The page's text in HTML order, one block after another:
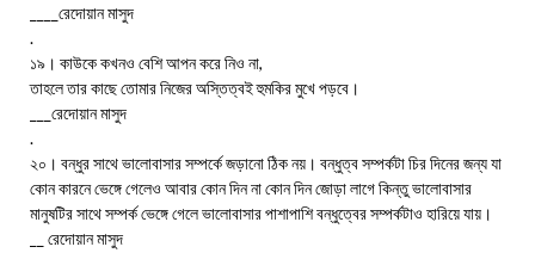
____রেদোয়ান মাসুদ
.
১৯। কাউকে কখনও বেশি আপন করে নিও না,
তাহলে তার কাছে তোমার নিজের অস্তিত্বই হুমকির মুখে পড়বে।
___রেদোয়ান মাসুদ
.
২০। বন্ধুর সাথে ভালোবাসার সম্পর্কে জড়ানো ঠিক নয়। বন্ধুত্ব সম্পর্কটা চির দিনের জন্য যা
কোন কারনে ভেঙ্গে গেলেও আবার কোন দিন না কোন দিন জোড়া লাগে কিন্তু ভালোবাসার
মানুষটির সাথে সম্পর্ক ভেঙ্গে গেলে ভালোবাসার পাশাপাশি বন্ধুত্বের সম্পর্কটাও হারিয়ে যায়।
__ রেদোয়ান মাসুদ